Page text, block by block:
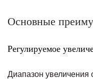
Основные
Регулируемое
Диапазон увеличения